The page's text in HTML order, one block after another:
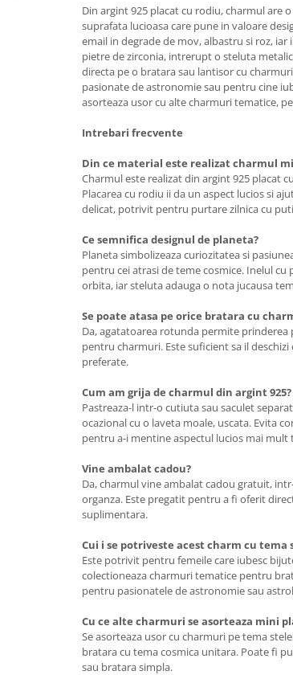
Din argint 925 placat cu rodiu, charmul are
suprafata lucioasa care pune in valoare
email in degrade de mov, albastru si roz,
pietre de zirconia, intrerupt o steluta
directa pe o bratara sau lantisor cu
pasionate de astronomie sau pentru cine
asorteaza usor cu alte charmuri tematice,
Intrebari frecvente
Din ce material este realizat charmul
Charmul este realizat din argint 925 placat
Placarea cu rodiu ii da un aspect lucios si
delicat, potrivit pentru purtare zilnica cu
Ce semnifica designul de planeta?
Planeta simbolizeaza curiozitatea si
pentru cei atrasi de teme cosmice. Inelul
orbita, iar steluta adauga o nota jucausa
Se poate atasa pe orice bratara cu
Da, agatatoarea rotunda permite
pentru charmuri. Este suficient sa il
preferate.
Cum am grija de charmul din argint 925?
Pastreaza-l intr-o cutiuta sau saculet
ocazional cu o laveta moale, uscata. Evita
pentru a-i mentine aspectul lucios mai mult
Vine ambalat cadou?
Da, charmul vine ambalat cadou gratuit,
organza. Este pregatit pentru a fi oferit
suplimentara.
Cui i se potriveste acest charm cu tema
Este potrivit pentru femeile care iubesc
colectioneaza charmuri tematice pentru
pentru pasionatele de astronomie sau
Cu ce alte charmuri se asorteaza mini
Se asorteaza usor cu charmuri pe tema
bratara cu tema cosmica unitara. Poate fi
sau bratara simpla.